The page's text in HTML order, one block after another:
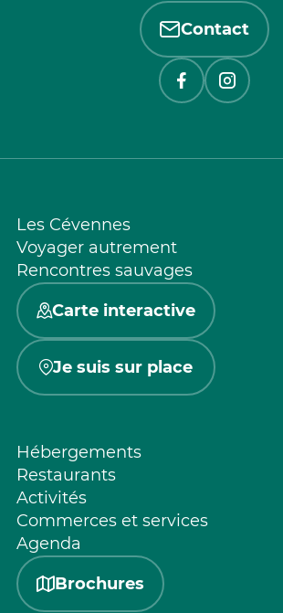
Contact
Les Cévennes
Voyager autrement
Rencontres sauvages
Carte interactive
Je suis sur place
Hébergements
Restaurants
Activités
Commerces et services
Agenda
Brochures